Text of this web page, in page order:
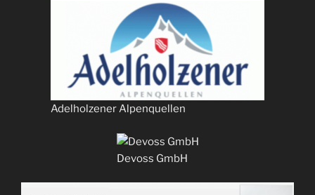
Adelholzener Alpenquellen
Devoss GmbH